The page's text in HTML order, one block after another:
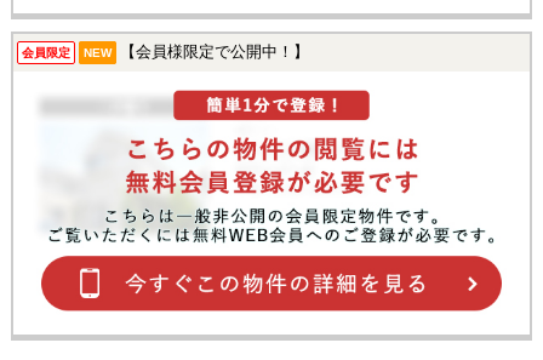
会員限定 NEW 【会員様限定で公開中！】